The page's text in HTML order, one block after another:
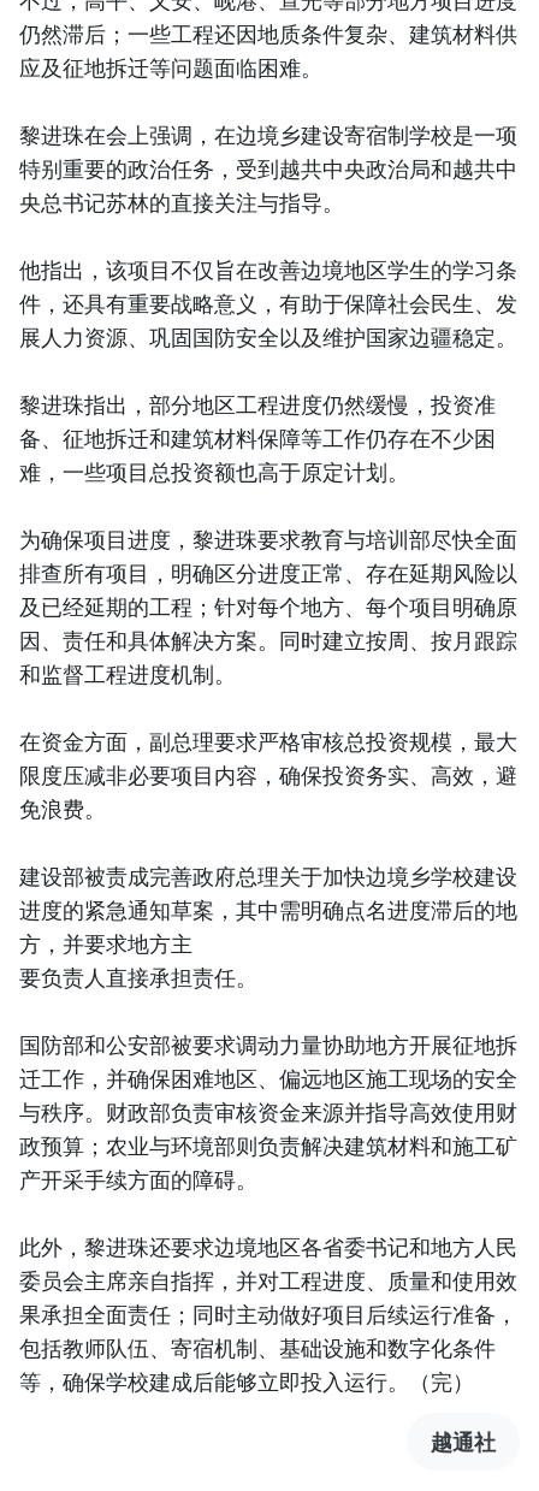
仍然滞后；一些工程还因地质条件复杂、建筑材料供
应及征地拆迁等问题面临困难。
黎进珠在会上强调，在边境乡建设寄宿制学校是一项
特别重要的政治任务，受到越共中央政治局和越共中
央总书记苏林的直接关注与指导。
他指出，该项目不仅旨在改善边境地区学生的学习条
件，还具有重要战略意义，有助于保障社会民生、发
展人力资源、巩固国防安全以及维护国家边疆稳定。
黎进珠指出，部分地区工程进度仍然缓慢，投资准
备、征地拆迁和建筑材料保障等工作仍存在不少困
难，一些项目总投资额也高于原定计划。
为确保项目进度，黎进珠要求教育与培训部尽快全面
排查所有项目，明确区分进度正常、存在延期风险以
及已经延期的工程；针对每个地方、每个项目明确原
因、责任和具体解决方案。同时建立按周、按月跟踪
和监督工程进度机制。
在资金方面，副总理要求严格审核总投资规模，最大
限度压减非必要项目内容，确保投资务实、高效，避
免浪费。
建设部被责成完善政府总理关于加快边境乡学校建设
进度的紧急通知草案，其中需明确点名进度滞后的地
方，并要求地方主
要负责人直接承担责任。
国防部和公安部被要求调动力量协助地方开展征地拆
迁工作，并确保困难地区、偏远地区施工现场的安全
与秩序。财政部负责审核资金来源并指导高效使用财
政预算；农业与环境部则负责解决建筑材料和施工矿
产开采手续方面的障碍。
此外，黎进珠还要求边境地区各省委书记和地方人民
委员会主席亲自指挥，并对工程进度、质量和使用效
果承担全面责任；同时主动做好项目后续运行准备，
包括教师队伍、寄宿机制、基础设施和数字化条件
等，确保学校建成后能够立即投入运行。（完）
越通社